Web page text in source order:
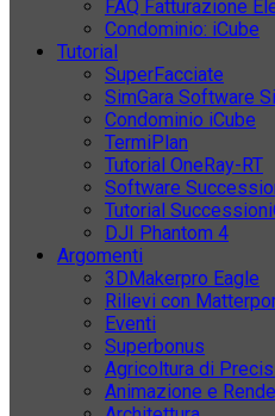
FAQ Fatturazione
Condominio: iCube
Tutorial
SuperFacciate
SimGara Software
Condominio iCube
TermiPlan
Tutorial OneRay-RT
Software
Tutorial
DJI Phantom 4
Argomenti
3DMakerpro Eagle
Rilievi con
Eventi
Superbonus
Agricoltura di
Animazione e